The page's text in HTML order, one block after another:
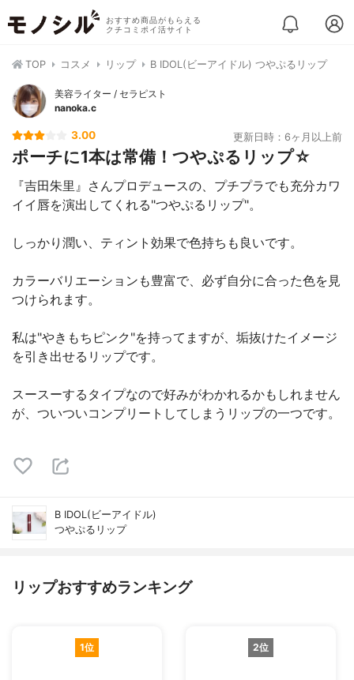
おすすめ商品がもらえる
クチコミポイ活サイト
TOP コスメ リップ B IDOL(ビーアイドル) つやぷるリップ
美容ライター / セラピスト
nanoka.c
3.00 更新日時：6ヶ月以上前
ポーチに1本は常備！つやぷるリップ☆
『吉田朱里』さんプロデュースの、プチプラでも充分カワ
イイ唇を演出してくれる"つやぷるリップ"。
しっかり潤い、ティント効果で色持ちも良いです。
カラーバリエーションも豊富で、必ず自分に合った色を見
つけられます。
私は"やきもちピンク"を持ってますが、垢抜けたイメージ
を引き出せるリップです。
スースーするタイプなので好みがわかれるかもしれません
が、ついついコンプリートしてしまうリップの一つです。
B IDOL(ビーアイドル)
つやぷるリップ
リップおすすめランキング
1位 2位